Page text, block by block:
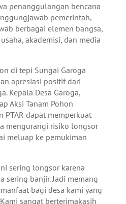
penanggulangan bencana
pemerintah,
berbagai elemen bangsa,
akademisi, dan media
di tepi Sungai Garoga
apresiasi positif dari
Kepala Desa Garoga,
Aksi Tanam Pohon
PTAR dapat memperkuat
mengurangi risiko longsor
meluap ke pemukiman
sering longsor karena
sering banjir. Jadi memang
bagi desa kami yang
sangat berterimakasih